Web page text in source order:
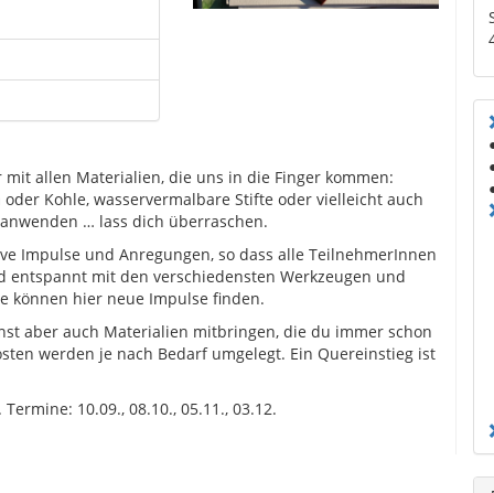
allen Materialien, die uns in die Finger kommen:
Kohle, wasservermalbare Stifte oder vielleicht auch
… lass dich überraschen.
Impulse und Anregungen, so dass alle TeilnehmerInnen
mit den verschiedensten Werkzeugen und
können hier neue Impulse finden.
aber auch Materialien mitbringen, die du immer schon
werden je nach Bedarf umgelegt. Ein Quereinstieg ist
10.09., 08.10., 05.11., 03.12.